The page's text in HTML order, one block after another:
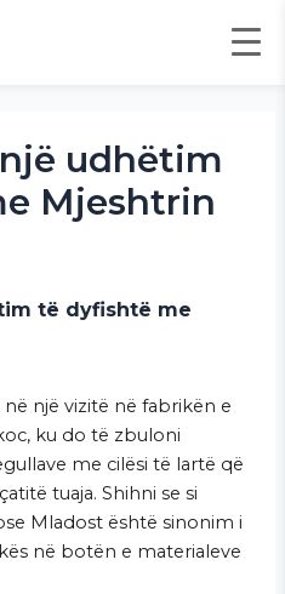
udhëtim
Mjeshtrin
të dyfishtë me
në një vizitë në fabrikën e
ku do të zbuloni
me cilësi të lartë që
tuaja. Shihni se si
Mladost është sinonim i
në botën e materialeve